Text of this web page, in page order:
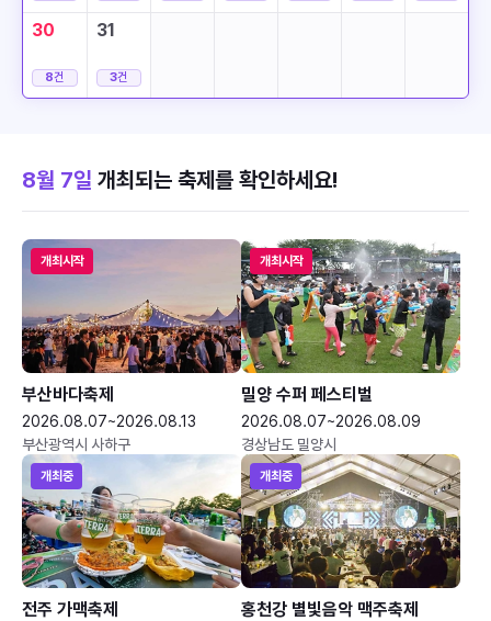
30
8건
31
3건
8월 7일 개최되는 축제를 확인하세요!
개최시작
부산바다축제
2026.08.07~2026.08.13
부산광역시 사하구
개최시작
밀양 수퍼 페스티벌
2026.08.07~2026.08.09
경상남도 밀양시
개최중
전주 가맥축제
개최중
홍천강 별빛음악 맥주축제